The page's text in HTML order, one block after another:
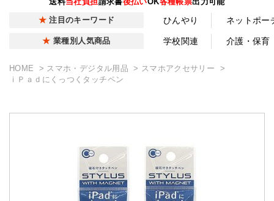
送料当社負担請求書後払いOK各種帳票出力可能
注目のキーワード ひんやり ネットポー
業種別人気商品 学校関連 介護・保育
HOME スマホ・デジタル用品
スマホアクセサリー
ｉＰａｄにくっつくタッチペン